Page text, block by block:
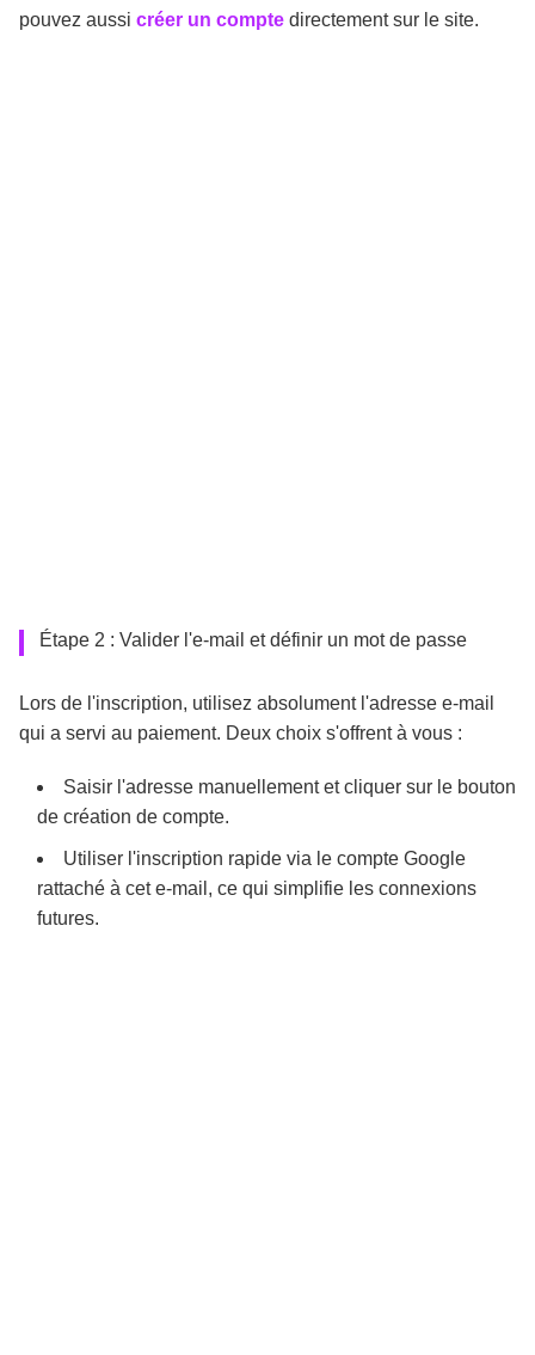
pouvez aussi créer un compte directement sur le site.
Étape 2 : Valider l'e-mail et définir un mot de passe
Lors de l'inscription, utilisez absolument l'adresse e-mail
qui a servi au paiement. Deux choix s'offrent à vous :
Saisir l'adresse manuellement et cliquer sur le bouton
de création de compte.
Utiliser l'inscription rapide via le compte Google
rattaché à cet e-mail, ce qui simplifie les connexions
futures.